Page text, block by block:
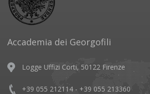
Accademia dei Georgofili
Logge Uffizi Corti, 50122 Firenze
+39 055 212114 - +39 055 213360